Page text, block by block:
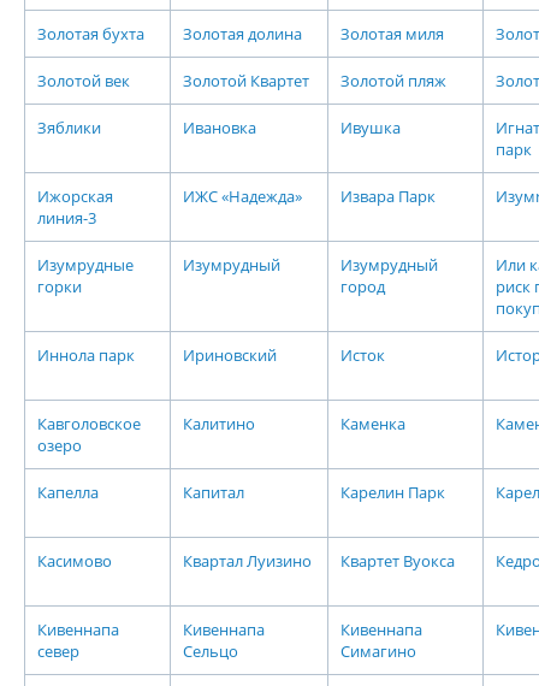
Золотая бухта Золотая долина Золотая миля
Золотой век Золотой Квартет Золотой пляж
Зяблики Ивановка Ивушка
парк
Ижорская
линия-3
ИЖС «Надежда» Извара Парк
Изумрудные
горки
Изумрудный
Изумрудный
город
Или
риск
Иннола парк Ириновский Исток
Кавголовское
озеро
Калитино Каменка
Капелла Капитал Карелин Парк
Касимово Квартал Луизино Квартет Вуокса
Кивеннапа
север
Кивеннапа
Сельцо
Кивеннапа
Симагино